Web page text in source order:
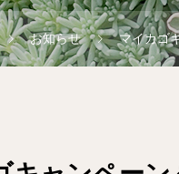
お知らせ マイカゴ